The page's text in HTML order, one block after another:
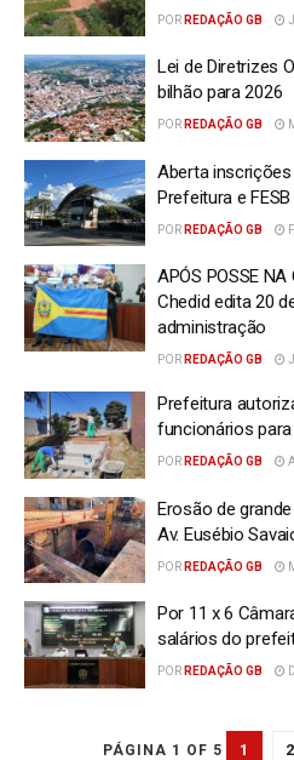
POR REDAÇÃO GB
Lei de Diretrizes
bilhão para 2026
POR REDAÇÃO GB
Aberta
Prefeitura e FESB
POR REDAÇÃO GB
APÓS POSSE
Chedid edita 20
administração
POR REDAÇÃO GB
Prefeitura
funcionários
POR REDAÇÃO GB
Erosão de
Av. Eusébio
POR REDAÇÃO GB
Por 11 x 6
salários do
POR REDAÇÃO GB
PÁGINA 1 OF 5 1 2